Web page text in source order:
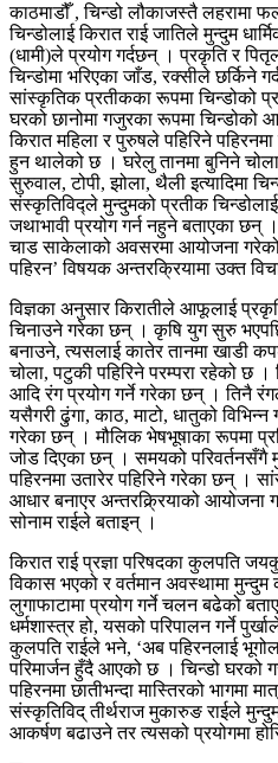
काठमाडौँ , चिन्डो लौकाजस्तै लहरामा
चिन्डोलाई किरात राई जातिले मुन्दुम
(धामी)ले प्रयोग गर्दछन् । प्रकृति र
चिन्डोमा भरिएका जाँड, रक्सीले छर्किने
सांस्कृतिक प्रतीकका रूपमा चिन्डोको
घरको छानोमा गजुरका रूपमा चिन्डोको
किरात महिला र पुरुषले पहिरिने
हुन थालेको छ । घरेलु तानमा बुनिने
सुरुवाल, टोपी, झोला, थैली इत्यादिमा
संस्कृतिविद्ले मुन्दुमको प्रतीक चिन्डोलाई
जथाभावी प्रयोग गर्न नहुने बताएका छन्
चाड साकेलाको अवसरमा आयोजना गरेको
पहिरन’ विषयक अन्तरक्रियामा उक्त
विज्ञका अनुसार किरातीले आफूलाई
चिनाउने गरेका छन् । कृषि युग सुरु
बनाउने, त्यसलाई कातेर तानमा खाडी
चोला, पटुकी पहिरिने परम्परा रहेको छ ।
आदि रंग प्रयोग गर्ने गरेका छन् । तिनै
यसैगरी ढुंगा, काठ, माटो, धातुको
गरेका छन् । मौलिक भेषभूषाका रूपमा
जोड दिएका छन् ।समयको परिवर्तनसँगै
पहिरनमा उतारेर पहिरिने गरेका छन् ।
आधार बनाएर अन्तरक्र्रियाको
सोनाम राईले बताइन् ।
किरात राई प्रज्ञा परिषदका कुलपति
विकास भएको र वर्तमान अवस्थामा मुन्दुम
लुगाफाटामा प्रयोग गर्ने चलन बढेको
धर्मशास्त्र हो, यसको परिपालन गर्ने
कुलपति राईले भने, ‘अब पहिरनलाई
परिमार्जन हुँदै आएको छ । चिन्डो
पहिरनमा छातीभन्दा मास्तिरको भागमा
संस्कृतिविद् तीर्थराज मुकारुङ राईले
आकर्षण बढाउने तर त्यसको प्रयोगमा